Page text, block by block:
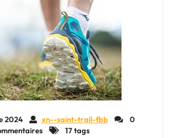
pour
Vos
Aventures
en
Plein
Air"
2024 xn--saint-trail-fbb
0
17 tags